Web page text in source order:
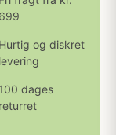
699
Hurtig og diskret
levering
100 dages
returret